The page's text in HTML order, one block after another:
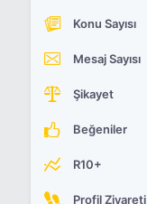
Konu Sayısı
Mesaj Sayısı
Şikayet
Beğeniler
R10+
Profil Ziyareti